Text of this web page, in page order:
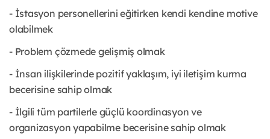
- İstasyon personellerini eğitirken kendi kendine motive
olabilmek
- Problem çözmede gelişmiş olmak
- İnsan ilişkilerinde pozitif yaklaşım, iyi iletişim kurma
becerisine sahip olmak
- İlgili tüm partilerle güçlü koordinasyon ve
organizasyon yapabilme becerisine sahip olmak